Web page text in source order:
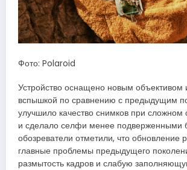
Фото: Polaroid
Устройство оснащено новым
вспышкой по сравнению с предыдущим
улучшило качество снимков при сложном
и сделало селфи менее подверженными
обозреватели отметили, что обновление
главные проблемы предыдущего
размытость кадров и слабую